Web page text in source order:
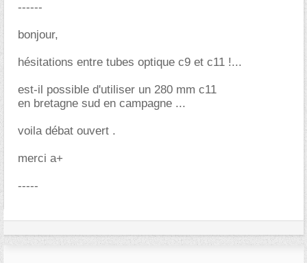
------
bonjour,
hésitations entre tubes optique c9 et c11 !...
est-il possible d'utiliser un 280 mm c11
en bretagne sud en campagne ...
voila débat ouvert .
merci a+
-----